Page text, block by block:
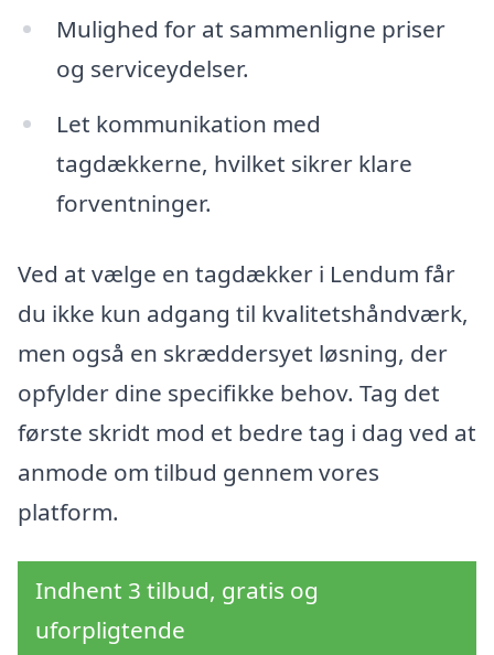
Mulighed for at sammenligne priser
og serviceydelser.
Let kommunikation med
tagdækkerne, hvilket sikrer klare
forventninger.
Ved at vælge en tagdækker i Lendum får
du ikke kun adgang til kvalitetshåndværk,
men også en skræddersyet løsning, der
opfylder dine specifikke behov. Tag det
første skridt mod et bedre tag i dag ved at
anmode om tilbud gennem vores
platform.
Indhent 3 tilbud, gratis og
uforpligtende